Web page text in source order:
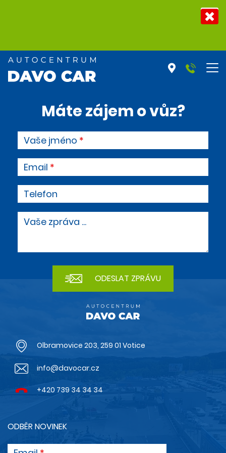
Máte zájem o vůz?
Vaše jméno
Email
Telefon
Vaše zpráva ...
Olbramovice 203, 259 01 Votice
info@davocar.cz
+420 739 34 34 34
ODBĚR NOVINEK